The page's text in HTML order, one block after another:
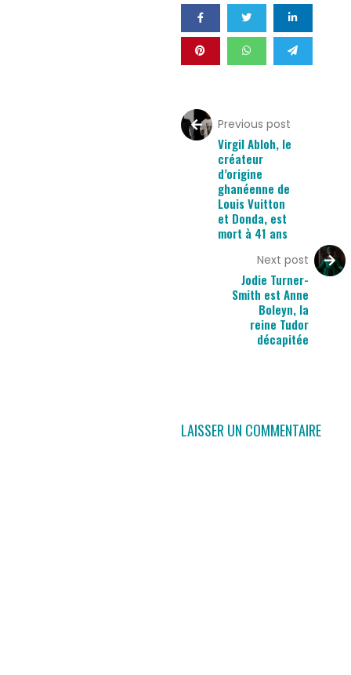
Previous post
Virgil Abloh, le
créateur
d’origine
ghanéenne de
Louis Vuitton
et Donda, est
mort à 41 ans
Next post
Jodie Turner-
Smith est Anne
Boleyn, la
reine Tudor
décapitée
LAISSER UN COMMENTAIRE